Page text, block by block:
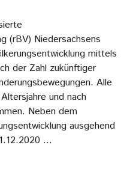
(rBV) Niedersachsens
mittels
der Zahl zukünftiger
Alle
und nach
Neben dem
ausgehend
…